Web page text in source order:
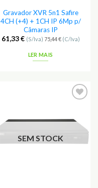
Gravador XVR 5n1 Safire
4CH (+4) + 1CH IP 6Mp p/
Câmaras IP
61,33€ (S/Iva) 75,44€(C/Iva)
LER MAIS
Favoritos
SEM STOCK